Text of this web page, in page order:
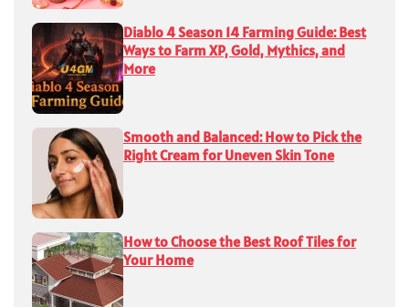
Diablo 4 Season 14 Farming Guide: Best
Ways to Farm XP, Gold, Mythics, and
More
Smooth and Balanced: How to Pick the
Right Cream for Uneven Skin Tone
How to Choose the Best Roof Tiles for
Your Home